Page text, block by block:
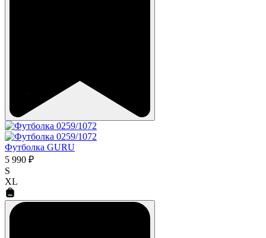
Футболка GURU
5 990 ₽
S
XL